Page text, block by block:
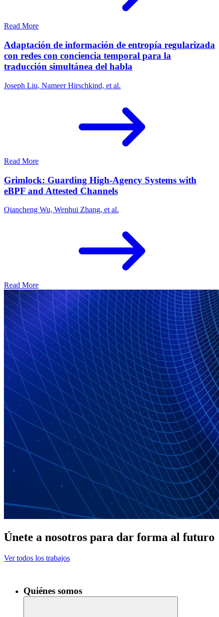
Read More
Adaptación de información de entropía regularizada
con redes con conciencia temporal para la
traducción simultánea del habla
Joseph Liu, Nameer Hirschkind, et al.
Read More
Grimlock: Guarding High-Agency Systems with
eBPF and Attested Channels
Qiancheng Wu, Wenhui Zhang, et al.
Read More
Únete a nosotros para dar forma al futuro
Ver todos los trabajos
Quiénes somos